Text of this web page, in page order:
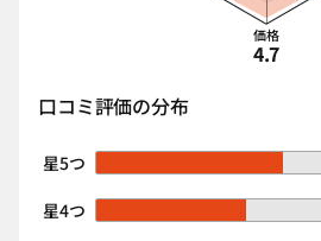
価格
4.7
口コミ評価の分布
星5つ
星4つ